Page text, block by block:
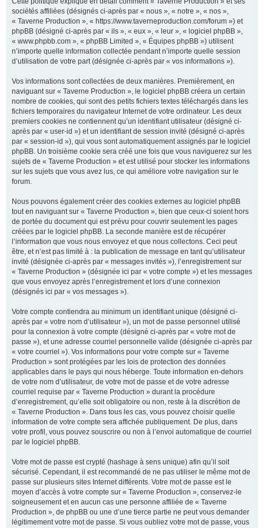
sociétés affiliées (désignés ci-après par « nous », « notre », « nos »,
« Taverne Production », « https://www.taverneproduction.com/forum ») et
phpBB (désigné ci-après par « ils », « eux », « leur », « logiciel phpBB »,
« www.phpbb.com », « phpBB Limited », « Équipes phpBB ») utilisent
n’importe quelle information collectée pendant n’importe quelle session
d’utilisation de votre part (désignée ci-après par « vos informations »).
Vos informations sont collectées de deux manières. Premièrement, en
naviguant sur « Taverne Production », le logiciel phpBB créera un certain
nombre de cookies, qui sont des petits fichiers textes téléchargés dans les
fichiers temporaires du navigateur Internet de votre ordinateur. Les deux
premiers cookies ne contiennent qu’un identifiant utilisateur (désigné ci-
après par « user-id ») et un identifiant de session invité (désigné ci-après
par « session-id »), qui vous sont automatiquement assignés par le logiciel
phpBB. Un troisième cookie sera créé une fois que vous naviguerez sur les
sujets de « Taverne Production » et est utilisé pour stocker les informations
sur les sujets que vous avez lus, ce qui améliore votre navigation sur le
forum.
Nous pouvons également créer des cookies externes au logiciel phpBB
tout en naviguant sur « Taverne Production », bien que ceux-ci soient hors
de portée du document qui est prévu pour couvrir seulement les pages
créées par le logiciel phpBB. La seconde manière est de récupérer
l’information que vous nous envoyez et que nous collectons. Ceci peut
être, et n’est pas limité à : la publication de message en tant qu’utilisateur
invité (désignée ci-après par « messages invités »), l’enregistrement sur
« Taverne Production » (désignée ici par « votre compte ») et les messages
que vous envoyez après l’enregistrement et lors d’une connexion
(désignés ici par « vos messages »).
Votre compte contiendra au minimum un identifiant unique (désigné ci-
après par « votre nom d’utilisateur »), un mot de passe personnel utilisé
pour la connexion à votre compte (désigné ci-après par « votre mot de
passe »), et une adresse courriel personnelle valide (désignée ci-après par
« votre courriel »). Vos informations pour votre compte sur « Taverne
Production » sont protégées par les lois de protection des données
applicables dans le pays qui nous héberge. Toute information en-dehors
de votre nom d’utilisateur, de votre mot de passe et de votre adresse
courriel requise par « Taverne Production » durant la procédure
d’enregistrement, qu’elle soit obligatoire ou non, reste à la discrétion de
« Taverne Production ». Dans tous les cas, vous pouvez choisir quelle
information de votre compte sera affichée publiquement. De plus, dans
votre profil, vous pouvez souscrire ou non à l’envoi automatique de courriel
par le logiciel phpBB.
Votre mot de passe est crypté (hashage à sens unique) afin qu’il soit
sécurisé. Cependant, il est recommandé de ne pas utiliser le même mot de
passe sur plusieurs sites Internet différents. Votre mot de passe est le
moyen d’accès à votre compte sur « Taverne Production », conservez-le
soigneusement et en aucun cas une personne affiliée de « Taverne
Production », de phpBB ou une d’une tierce partie ne peut vous demander
légitimement votre mot de passe. Si vous oubliez votre mot de passe, vous